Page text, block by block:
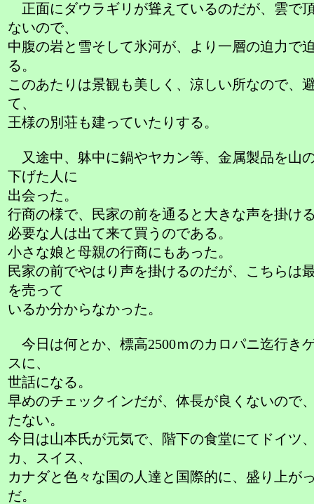
正面にダウラギリが聳えているのだが、雲で
ないので、
中腹の岩と雪そして氷河が、より一層の迫力で
る。
このあたりは景観も美しく、涼しい所なので、
て、
王様の別荘も建っていたりする。
又途中、躰中に鍋やヤカン等、金属製品を山
下げた人に
出会った。
行商の様で、民家の前を通ると大きな声を掛け
必要な人は出て来て買うのである。
小さな娘と母親の行商にもあった。
民家の前でやはり声を掛けるのだが、こちらは
を売って
いるか分からなかった。
今日は何とか、標高2500ｍのカロパニ迄行き
スに、
世話になる。
早めのチェックインだが、体長が良くないので
たない。
今日は山本氏が元気で、階下の食堂にてドイツ
カ、スイス、
カナダと色々な国の人達と国際的に、盛り上が
だ。